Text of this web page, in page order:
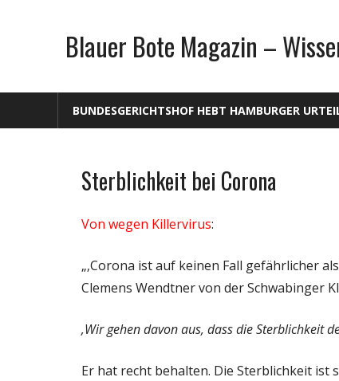
Blauer Bote Magazin –
BUNDESGERICHTSHOF HEBT HAMBURGER
Gesellschaft
Politik
Wissenschaft
Sterblichkeit bei Corona
Von wegen Killervirus:
„‚Corona ist auf keinen Fall gefährlicher
Clemens Wendtner von der Schwabinger
‚Wir gehen davon aus, dass die Sterblichkeit
Er hat recht behalten. Die Sterblichkeit ist